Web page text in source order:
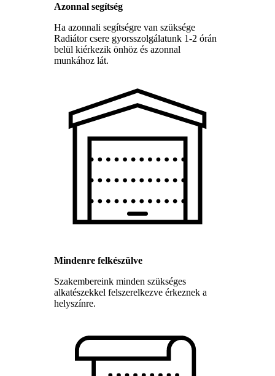
Azonnal segítség
Ha azonnali segítségre van szüksége
Radiátor csere gyorsszolgálatunk 1-2 órán
belül kiérkezik önhöz és azonnal
munkához lát.
Mindenre felkészülve
Szakembereink minden szükséges
alkatészekkel felszerelkezve érkeznek a
helyszínre.